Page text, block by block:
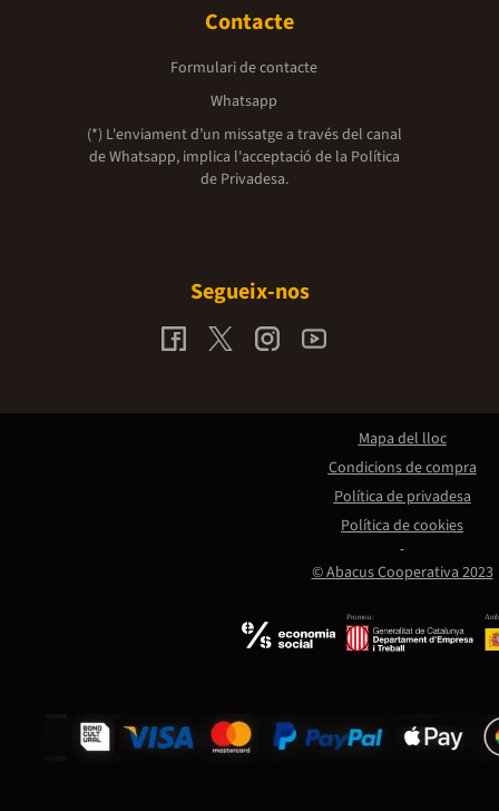
Contacte
Formulari de contacte
Whatsapp
(*) L'enviament d’un missatge a través del canal
de Whatsapp, implica l'acceptació de la Política
de Privadesa.
Segueix-nos
Promou:
© Abacus Cooperativa 2023
Mapa del lloc
Condicions de compra
Política de privadesa
Política de cookies